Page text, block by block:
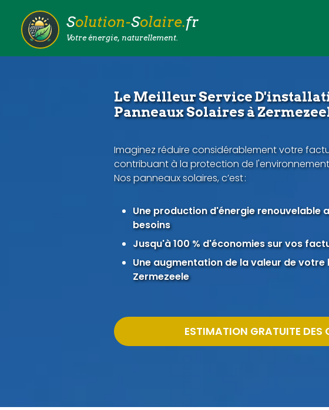
Solution-Solaire.fr
Votre énergie, naturellement.
Le Meilleur Service
Panneaux Solaires à
Imaginez réduire considérablement votre
contribuant à la protection de
Nos panneaux solaires, c’est :
Une production d'énergie renouvelable
besoins
Jusqu'à 100 % d'économies sur vos
Une augmentation de la valeur de votre
Zermezeele
ESTIMATION GRATUITE DES